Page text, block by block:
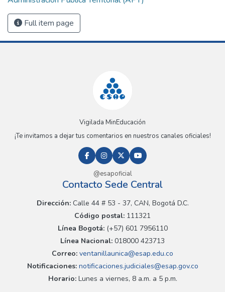
Full item page
Vigilada MinEducación
¡Te invitamos a dejar tus comentarios en nuestros canales oficiales!
@esapoficial
Contacto Sede Central
Dirección:Calle 44 # 53 - 37, CAN, Bogotá D.C.
Código postal: 111321
Línea Bogotá:(+57) 601 7956110
Línea Nacional: 018000 423713
Correo: ventanillaunica@esap.edu.co
Notificaciones:notificaciones.judiciales@esap.gov.co
Horario:Lunes a viernes, 8 a.m. a 5 p.m.